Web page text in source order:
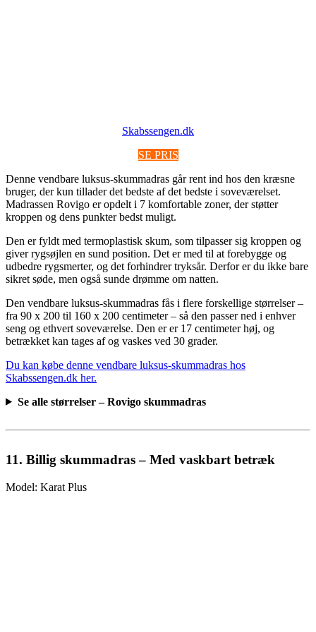
Skabssengen.dk
SE PRIS
Denne vendbare luksus-skummadras går rent ind hos den kræsne
bruger, der kun tillader det bedste af det bedste i soveværelset.
Madrassen Rovigo er opdelt i 7 komfortable zoner, der støtter
kroppen og dens punkter bedst muligt.
Den er fyldt med termoplastisk skum, som tilpasser sig kroppen og
giver rygsøjlen en sund position. Det er med til at forebygge og
udbedre rygsmerter, og det forhindrer tryksår. Derfor er du ikke bare
sikret søde, men også sunde drømme om natten.
Den vendbare luksus-skummadras fås i flere forskellige størrelser –
fra 90 x 200 til 160 x 200 centimeter – så den passer ned i enhver
seng og ethvert soveværelse. Den er er 17 centimeter høj, og
betrækket kan tages af og vaskes ved 30 grader.
Du kan købe denne vendbare luksus-skummadras hos
Skabssengen.dk her.
Se alle størrelser – Rovigo skummadras
11. Billig skummadras – Med vaskbart betræk
Model: Karat Plus